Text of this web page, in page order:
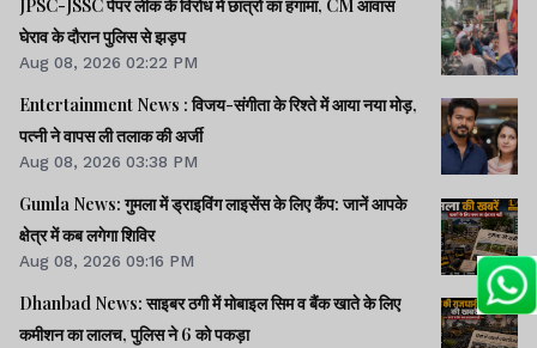
JPSC-JSSC पेपर लीक के विरोध में छात्रों का हंगामा, CM आवास
घेराव के दौरान पुलिस से झड़प
Aug 08, 2026 02:22 PM
Entertainment News : विजय-संगीता के रिश्ते में आया नया मोड़,
पत्नी ने वापस ली तलाक की अर्जी
Aug 08, 2026 03:38 PM
Gumla News: गुमला में ड्राइविंग लाइसेंस के लिए कैंप: जानें आपके
क्षेत्र में कब लगेगा शिविर
Aug 08, 2026 09:16 PM
Dhanbad News: साइबर ठगी में मोबाइल सिम व बैंक खाते के लिए
कमीशन का लालच, पुलिस ने 6 को पकड़ा